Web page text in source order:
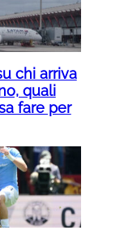
chi arriva
quali
fare per